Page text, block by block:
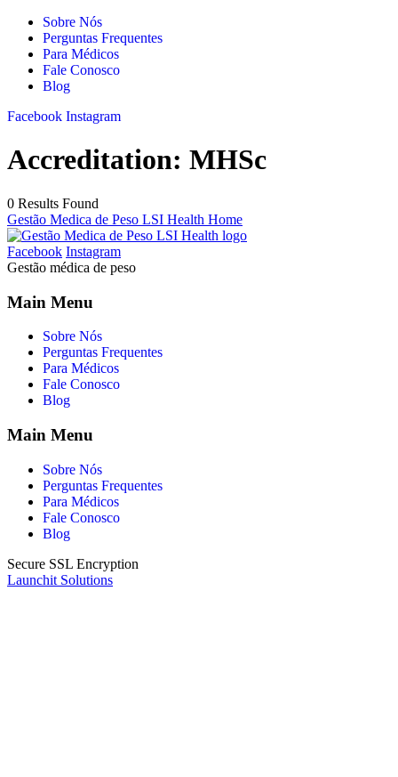
Sobre Nós
Perguntas Frequentes
Para Médicos
Fale Conosco
Blog
Facebook Instagram
Accreditation: MHSc
0 Results Found
Gestão Medica de Peso LSI Health Home
Facebook Instagram
Gestão médica de peso
Main Menu
Sobre Nós
Perguntas Frequentes
Para Médicos
Fale Conosco
Blog
Main Menu
Sobre Nós
Perguntas Frequentes
Para Médicos
Fale Conosco
Blog
Secure SSL Encryption
Launchit Solutions